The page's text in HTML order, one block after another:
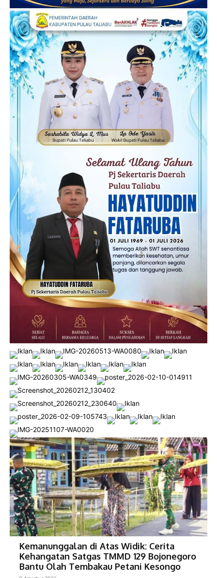
Kemanunggalan di Atas Widik: Cerita
Kehangatan Satgas TMMD 129 Bojonegoro
Bantu Olah Tembakau Petani Kesongo